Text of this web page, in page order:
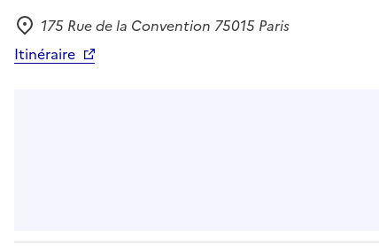
Adresse
175 Rue de la Convention 75015 Paris
Itinéraire